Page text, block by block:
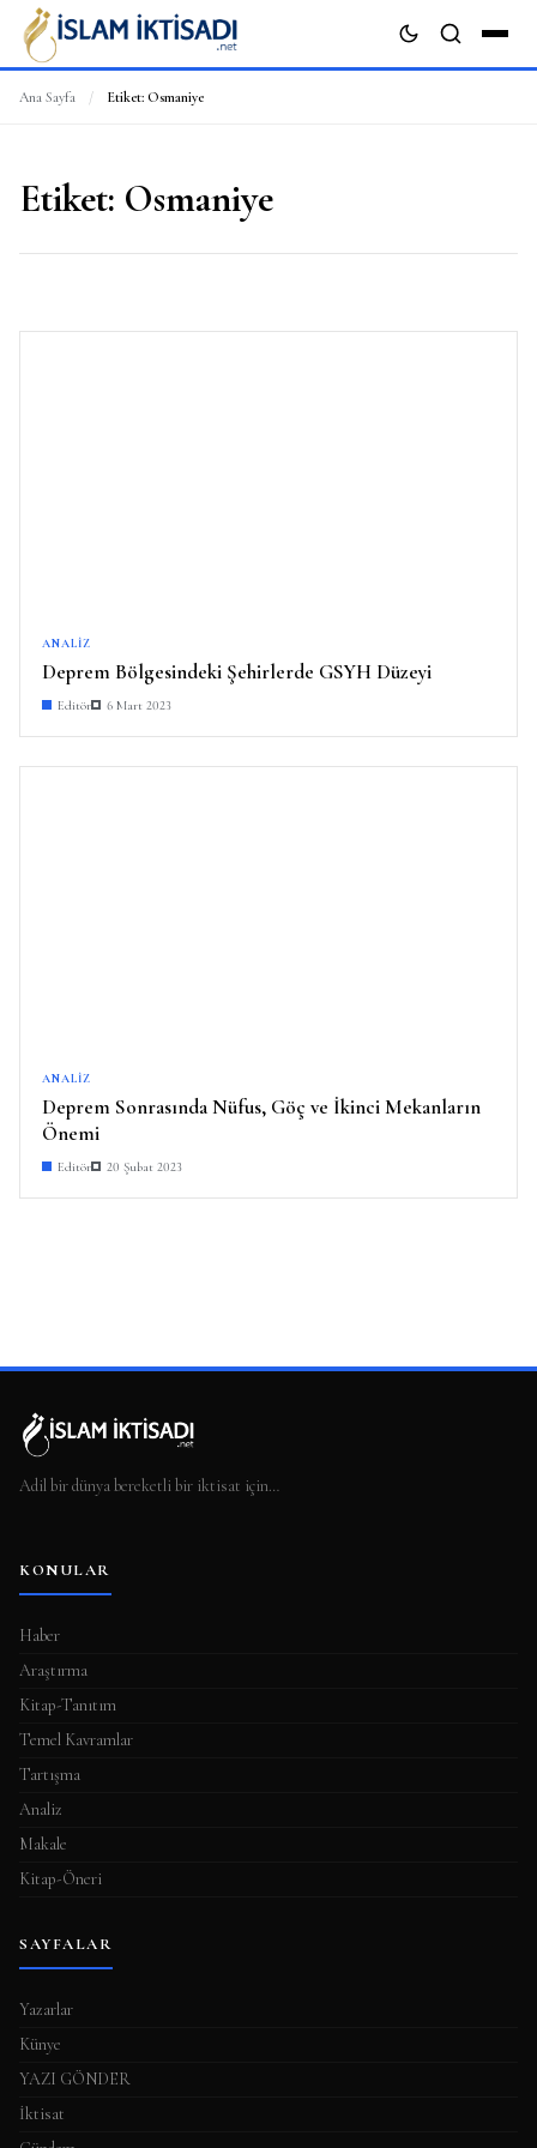
Ana Sayfa / Etiket: Osmaniye
Etiket: Osmaniye
ANALIZ
Deprem Bölgesindeki Şehirlerde GSYH Düzeyi
Editör 6 Mart 2023
ANALIZ
Deprem Sonrasında Nüfus, Göç ve İkinci Mekanların
Önemi
Editör 20 Şubat 2023
Adil bir dünya bereketli bir iktisat için…
KONULAR
Haber
Araştırma
Kitap-Tanıtım
Temel Kavramlar
Tartışma
Analiz
Makale
Kitap-Öneri
SAYFALAR
Yazarlar
Künye
YAZI GÖNDER
İktisat